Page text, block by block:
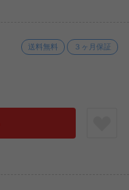
送料無料 ３ヶ月保証